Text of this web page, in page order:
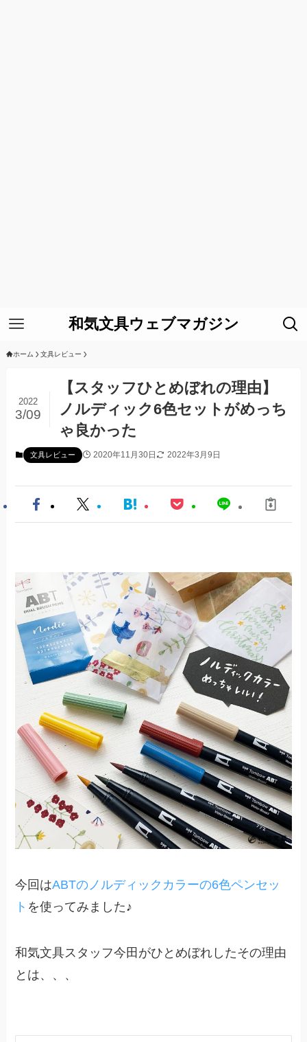
和気文具ウェブマガジン
ホーム 文具レビュー
【スタッフひとめぼれの理由】
ノルディック6色セットがめっち
ゃ良かった
2022
3/09
文具レビュー 2020年11月30日 2022年3月9日
今回はABTのノルディックカラーの6色ペンセッ
ト を使ってみました♪
和気文具スタッフ今田がひとめぼれしたその理由
とは、、、